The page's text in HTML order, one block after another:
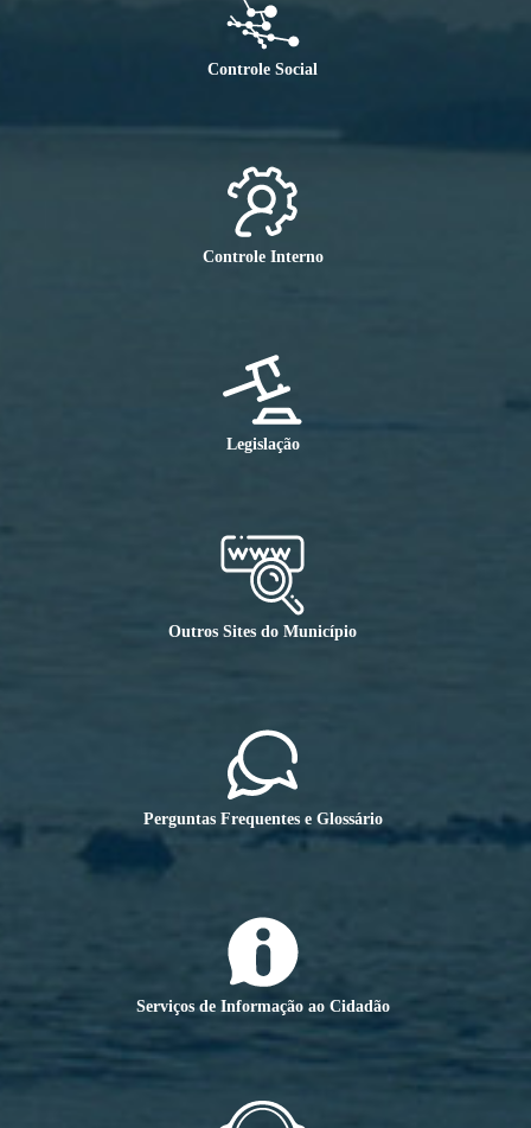
Controle Social
Controle Interno
Legislação
Outros Sites do Município
Perguntas Frequentes e Glossário
Serviços de Informação ao Cidadão